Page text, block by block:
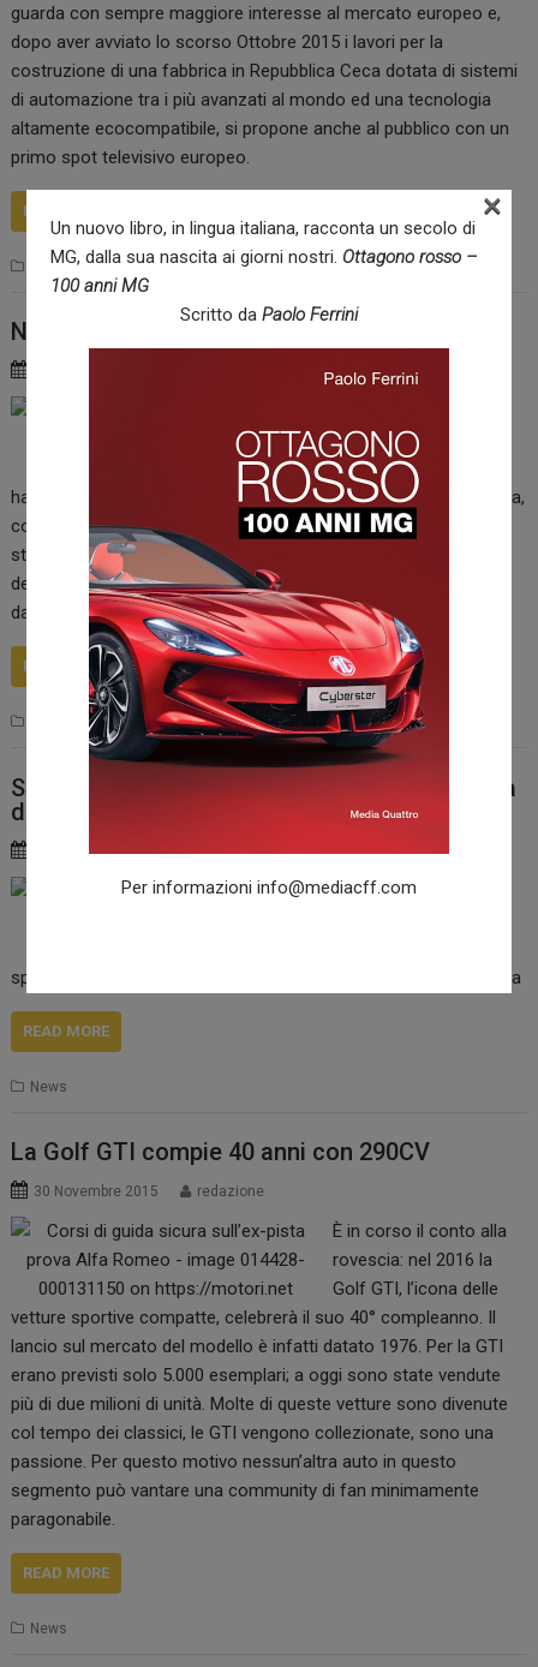
guarda con sempre maggiore interesse al mercato europeo e,
dopo aver avviato lo scorso Ottobre 2015 i lavori per la
costruzione di una fabbrica in Repubblica Ceca dotata di sistemi
di automazione tra i più avanzati al mondo ed una tecnologia
altamente ecocompatibile, si propone anche al pubblico con un
primo spot televisivo europeo.
READ MORE
Pneumatici
Nuova Suzuki BALENO Web S Edition
debutto della sua
rivoluzionaria
hatchback, attesa nelle concessionarie nella prossima primavera,
con nuova BALENO WEB S Edition, disponibile tramite il web
store online. Sceglila oggi stesso e scopri in anteprima il futuro
delle berline compatte: tua a soli 15.900€ in un allestimento
davvero esclusivo.
READ MORE
Suzuki Vitara S: un 1.4 turbo a iniezione diretta
da 140 cv
1 Dicembre 2015 redazione
VITARA S amplia la
spingendosi fino ad orizzonti inesplorati del puro piacere di guida
READ MORE
News
La Golf GTI compie 40 anni con 290CV
30 Novembre 2015 redazione
È in corso il conto alla
rovescia: nel 2016 la
Golf GTI, l’icona delle
vetture sportive compatte, celebrerà il suo 40° compleanno. Il
lancio sul mercato del modello è infatti datato 1976. Per la GTI
erano previsti solo 5.000 esemplari; a oggi sono state vendute
più di due milioni di unità. Molte di queste vetture sono divenute
col tempo dei classici, le GTI vengono collezionate, sono una
passione. Per questo motivo nessun’altra auto in questo
segmento può vantare una community di fan minimamente
paragonabile.
READ MORE
News
Un nuovo libro, in lingua italiana, racconta un secolo di
MG, dalla sua nascita ai giorni nostri. Ottagono rosso –
100 anni MG
Scritto da Paolo Ferrini
Per informazioni info@mediacff.com
×